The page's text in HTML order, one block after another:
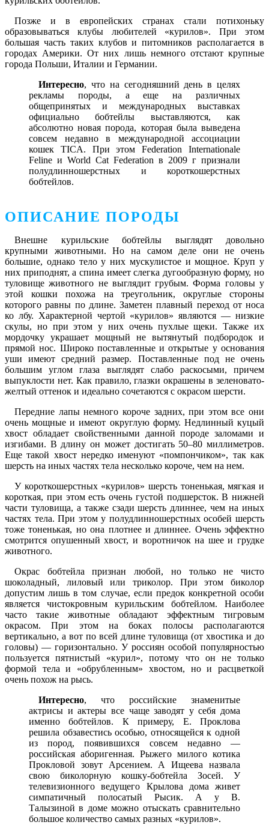
Позже и в европейских странах стали потихоньку
образовываться клубы любителей «курилов». При этом
большая часть таких клубов и питомников располагается в
городах Америки. От них лишь немного отстают крупные
города Польши, Италии и Германии.
Интересно, что на сегодняшний день в целях
рекламы породы, а еще на различных
общепринятых и международных выставках
официально бобтейлы выставляются, как
абсолютно новая порода, которая была выведена
совсем недавно в международной ассоциации
кошек TICA. При этом Federation Internationale
Feline и World Cat Federation в 2009 г признали
полудлинношерстных и короткошерстных
бобтейлов.
ОПИСАНИЕ ПОРОДЫ
Внешне курильские бобтейлы выглядят довольно
крупными животными. Но на самом деле они не очень
большие, однако тело у них мускулистое и мощное. Круп у
них приподнят, а спина имеет слегка дугообразную форму, но
туловище животного не выглядит грубым. Форма головы у
этой кошки похожа на треугольник, округлые стороны
которого равны по длине. Заметен плавный переход от носа
ко лбу. Характерной чертой «курилов» являются ― низкие
скулы, но при этом у них очень пухлые щеки. Также их
мордочку украшает мощный не вытянутый подбородок и
прямой нос. Широко поставленные и открытые у основания
уши имеют средний размер. Поставленные под не очень
большим углом глаза выглядят слабо раскосыми, причем
выпуклости нет. Как правило, глазки окрашены в зеленовато-
желтый оттенок и идеально сочетаются с окрасом шерсти.
Передние лапы немного короче задних, при этом все они
очень мощные и имеют округлую форму. Недлинный куцый
хвост обладает свойственными данной породе заломами и
изгибами. В длину он может достигать 50–80 миллиметров.
Еще такой хвост нередко именуют «помпончиком», так как
шерсть на иных частях тела несколько короче, чем на нем.
У короткошерстных «курилов» шерсть тоненькая, мягкая и
короткая, при этом есть очень густой подшерсток. В нижней
части туловища, а также сзади шерсть длиннее, чем на иных
частях тела. При этом у полудлинношерстных особей шерсть
тоже тоненькая, но она плотнее и длиннее. Очень эффектно
смотрится опушенный хвост, и воротничок на шее и грудке
животного.
Окрас бобтейла признан любой, но только не чисто
шоколадный, лиловый или триколор. При этом биколор
допустим лишь в том случае, если предок конкретной особи
является чистокровным курильским бобтейлом. Наиболее
часто такие животные обладают эффектным тигровым
окрасом. При этом на боках полосы располагаются
вертикально, а вот по всей длине туловища (от хвостика и до
головы) ― горизонтально. У россиян особой популярностью
пользуется пятнистый «курил», потому что он не только
формой тела и «обрубленным» хвостом, но и расцветкой
очень похож на рысь.
Интересно, что российские знаменитые
актрисы и актеры все чаще заводят у себя дома
именно бобтейлов. К примеру, Е. Проклова
решила обзавестись особью, относящейся к одной
из пород, появившихся совсем недавно ―
российская аборигенная. Рыжего милого котика
Прокловой зовут Арсением. А Ищеева назвала
свою биколорную кошку-бобтейла Зосей. У
телевизионного ведущего Крылова дома живет
симпатичный полосатый Рысик. А у В.
Талызиной в доме можно отыскать сравнительно
большое количество самых разных «курилов».